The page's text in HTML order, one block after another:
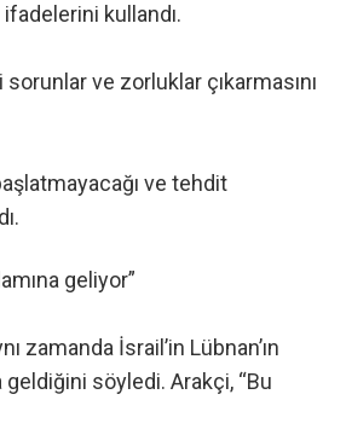
kullandı.
ve zorluklar çıkarmasını
ve tehdit
geliyor”
zamanda İsrail’in Lübnan’ın
söyledi. Arakçi, “Bu